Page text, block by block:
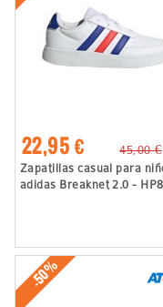
22,95 €
45,00 €
Zapatillas casual para
adidas Breaknet 2.0 -
-50%